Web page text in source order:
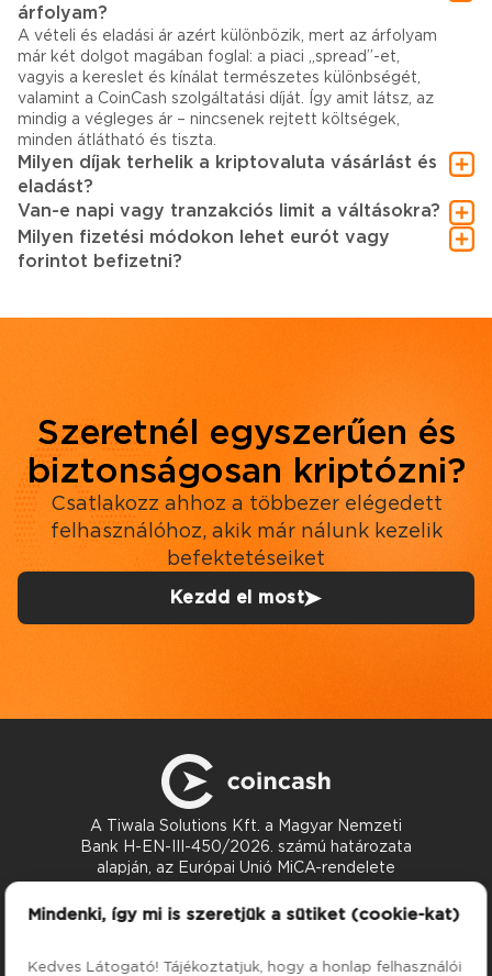
árfolyam?
A vételi és eladási ár azért különbözik, mert az árfolyam
már két dolgot magában foglal: a piaci „spread”-et,
vagyis a kereslet és kínálat természetes különbségét,
valamint a CoinCash szolgáltatási díját. Így amit látsz, az
mindig a végleges ár – nincsenek rejtett költségek,
minden átlátható és tiszta.
Milyen díjak terhelik a kriptovaluta vásárlást és
eladást?
Van-e napi vagy tranzakciós limit a váltásokra?
Milyen fizetési módokon lehet eurót vagy
forintot befizetni?
Szeretnél egyszerűen és
biztonságosan kriptózni?
Csatlakozz ahhoz a többezer elégedett
felhasználóhoz, akik már nálunk kezelik
befektetéseiket
Kezdd el most
A Tiwala Solutions Kft. a Magyar Nemzeti
Bank H-EN-III-450/2026. számú határozata
alapján, az Európai Unió MiCA-rendelete
szerint nyújt kriptoeszköz-szolgáltatásokat.
Kapcsolat
Mindenki, így mi is szeretjük a sütiket (cookie-kat)
Kedves Látogató! Tájékoztatjuk, hogy a honlap felhasználói